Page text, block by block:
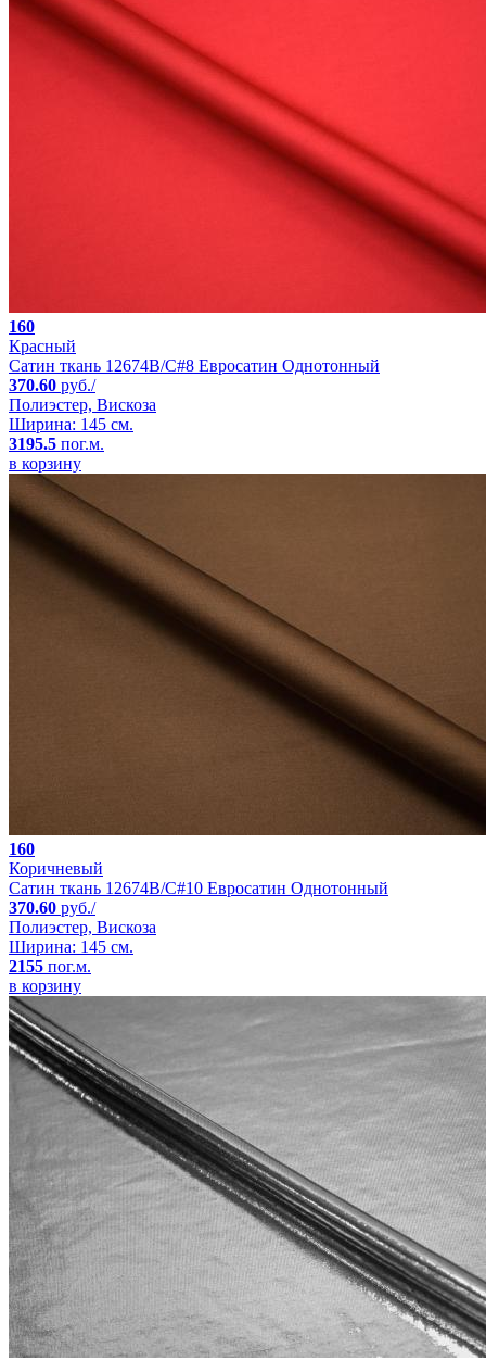
160
Красный
Сатин ткань 12674B/C#8 Евросатин Однотонный
370.60 руб./
Полиэстер, Вискоза
Ширина: 145 см.
3195.5 пог.м.
в корзину
160
Коричневый
Сатин ткань 12674B/C#10 Евросатин Однотонный
370.60 руб./
Полиэстер, Вискоза
Ширина: 145 см.
2155 пог.м.
в корзину